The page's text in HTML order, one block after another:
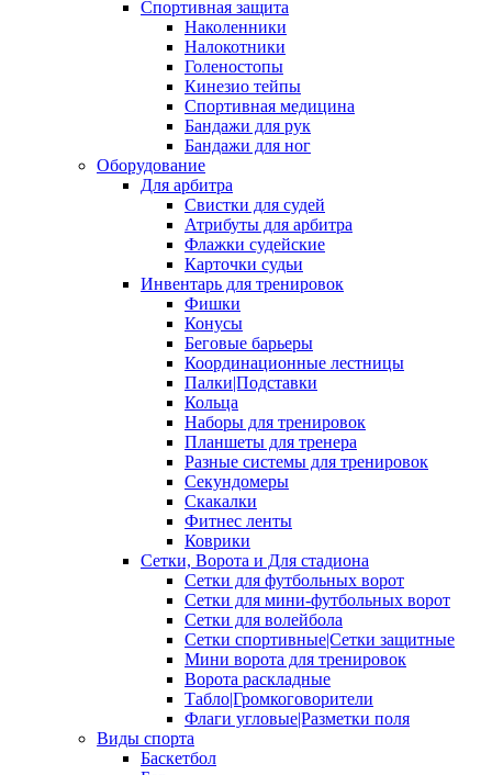
Спортивная защита
Наколенники
Налокотники
Голеностопы
Кинезио тейпы
Спортивная медицина
Бандажи для рук
Бандажи для ног
Оборудование
Для арбитра
Свистки для судей
Атрибуты для арбитра
Флажки судейские
Карточки судьи
Инвентарь для тренировок
Фишки
Конусы
Беговые барьеры
Координационные лестницы
Палки|Подставки
Кольца
Наборы для тренировок
Планшеты для тренера
Разные системы для тренировок
Секундомеры
Скакалки
Фитнес ленты
Коврики
Сетки, Ворота и Для стадиона
Сетки для футбольных ворот
Сетки для мини-футбольных ворот
Сетки для волейбола
Сетки спортивные|Сетки защитные
Мини ворота для тренировок
Ворота раскладные
Табло|Громкоговорители
Флаги угловые|Разметки поля
Виды спорта
Баскетбол